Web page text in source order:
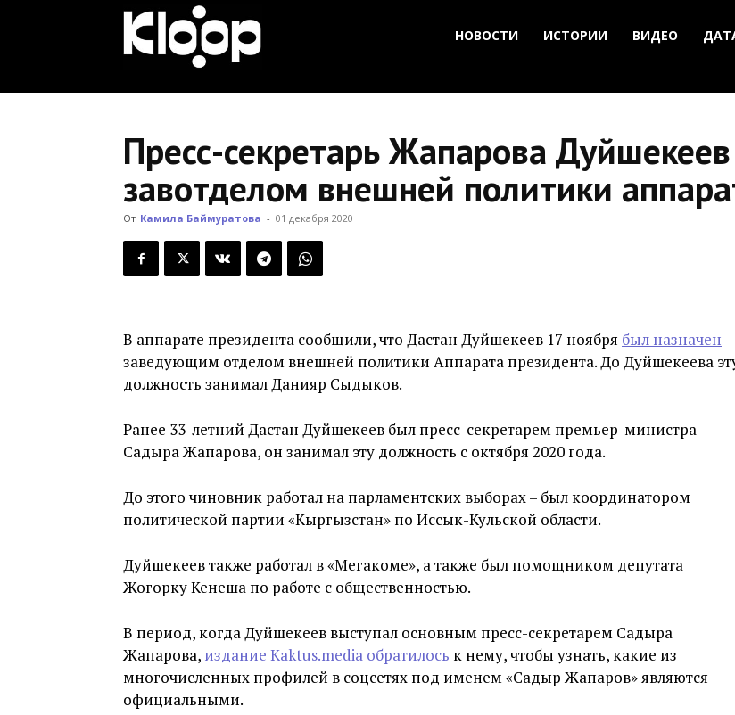
Новости
Кыргызстана
НОВОСТИ ИСТОРИИ ВИДЕО
Пресс-секретарь Жапарова
завотделом внешней политики
От Камила Баймуратова - 01 декабря 2020
В аппарате президента сообщили, что Дастан Дуйшекеев 17 ноября был назначен
заведующим отделом внешней политики Аппарата президента. До Дуйшекеева
должность занимал Данияр Сыдыков.
Ранее 33-летний Дастан Дуйшекеев был пресс-секретарем премьер-министра
Садыра Жапарова, он занимал эту должность с октября 2020 года.
До этого чиновник работал на парламентских выборах – был координатором
политической партии «Кыргызстан» по Иссык-Кульской области.
Дуйшекеев также работал в «Мегакоме», а также был помощником депутата
Жогорку Кенеша по работе с общественностью.
В период, когда Дуйшекеев выступал основным пресс-секретарем Садыра
Жапарова, издание Kaktus.media обратилось к нему, чтобы узнать, какие из
многочисленных профилей в соцсетях под именем «Садыр Жапаров» являются
официальными.